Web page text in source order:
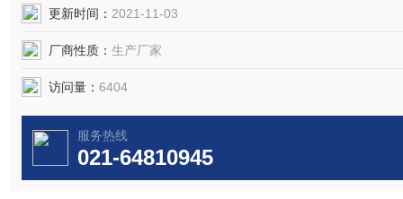
更新时间： 2021-11-03
厂商性质： 生产厂家
访问量： 6404
服务热线
021-64810945